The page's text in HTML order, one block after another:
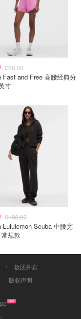
£68.00
Fast and Free 高腰经典分
寸
£108.00
Lululemon Scuba 中腰宽
规款
饭团外卖
版权声明